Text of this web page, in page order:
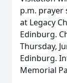
p.m. prayer
at Legacy
Edinburg.
Thursday,
Edinburg.
Memorial